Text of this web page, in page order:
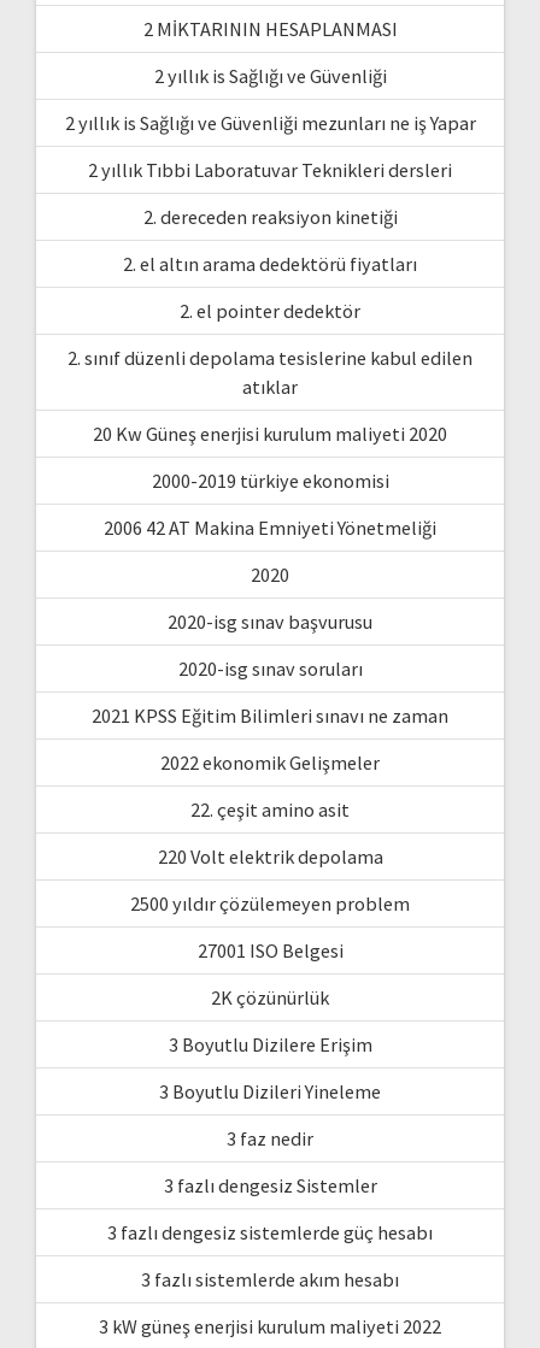
2 MİKTARININ HESAPLANMASI
2 yıllık is Sağlığı ve Güvenliği
2 yıllık is Sağlığı ve Güvenliği mezunları ne iş Yapar
2 yıllık Tıbbi Laboratuvar Teknikleri dersleri
2. dereceden reaksiyon kinetiği
2. el altın arama dedektörü fiyatları
2. el pointer dedektör
2. sınıf düzenli depolama tesislerine kabul edilen
atıklar
20 Kw Güneş enerjisi kurulum maliyeti 2020
2000-2019 türkiye ekonomisi
2006 42 AT Makina Emniyeti Yönetmeliği
2020
2020-isg sınav başvurusu
2020-isg sınav soruları
2021 KPSS Eğitim Bilimleri sınavı ne zaman
2022 ekonomik Gelişmeler
22. çeşit amino asit
220 Volt elektrik depolama
2500 yıldır çözülemeyen problem
27001 ISO Belgesi
2K çözünürlük
3 Boyutlu Dizilere Erişim
3 Boyutlu Dizileri Yineleme
3 faz nedir
3 fazlı dengesiz Sistemler
3 fazlı dengesiz sistemlerde güç hesabı
3 fazlı sistemlerde akım hesabı
3 kW güneş enerjisi kurulum maliyeti 2022